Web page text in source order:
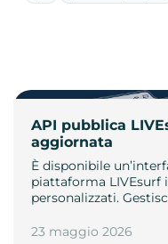
API pubblica
aggiornata
È disponibile
piattaforma LIVEsurf
personalizzati.
23 maggio 2026